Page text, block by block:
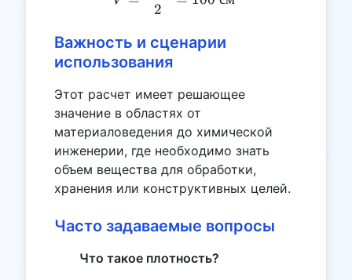
2
Важность и сценарии
использования
Этот расчет имеет решающее
значение в областях от
материаловедения до химической
инженерии, где необходимо знать
объем вещества для обработки,
хранения или конструктивных целей.
Часто задаваемые вопросы
Что такое плотность?